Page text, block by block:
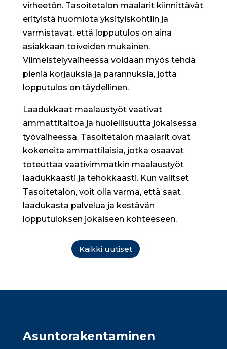
virheetön. Tasoitetalon maalarit kiinnittävät
erityistä huomiota yksityiskohtiin ja
varmistavat, että lopputulos on aina
asiakkaan toiveiden mukainen.
Viimeistelyvaiheessa voidaan myös tehdä
pieniä korjauksia ja parannuksia, jotta
lopputulos on täydellinen.
Laadukkaat maalaustyöt vaativat
ammattitaitoa ja huolellisuutta jokaisessa
työvaiheessa. Tasoitetalon maalarit ovat
kokeneita ammattilaisia, jotka osaavat
toteuttaa vaativimmatkin maalaustyöt
laadukkaasti ja tehokkaasti. Kun valitset
Tasoitetalon, voit olla varma, että saat
laadukasta palvelua ja kestävän
lopputuloksen jokaiseen kohteeseen.
Kaikki uutiset
Asunto­rakentaminen